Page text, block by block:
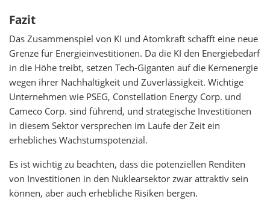
Fazit
Das Zusammenspiel von KI und Atomkraft schafft eine neue
Grenze für Energieinvestitionen. Da die KI den Energiebedarf
in die Höhe treibt, setzen Tech-Giganten auf die Kernenergie
wegen ihrer Nachhaltigkeit und Zuverlässigkeit. Wichtige
Unternehmen wie PSEG, Constellation Energy Corp. und
Cameco Corp. sind führend, und strategische Investitionen
in diesem Sektor versprechen im Laufe der Zeit ein
erhebliches Wachstumspotenzial.
Es ist wichtig zu beachten, dass die potenziellen Renditen
von Investitionen in den Nuklearsektor zwar attraktiv sein
können, aber auch erhebliche Risiken bergen.